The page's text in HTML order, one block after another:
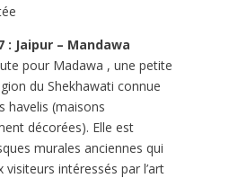
: Jaipur – Mandawa
pour Madawa , une petite
du Shekhawati connue
havelis (maisons
décorées). Elle est
murales anciennes qui
intéressés par l’art